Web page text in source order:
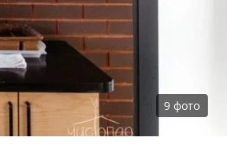
9 фото